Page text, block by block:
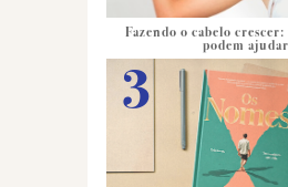
Fazendo o cabelo
podem